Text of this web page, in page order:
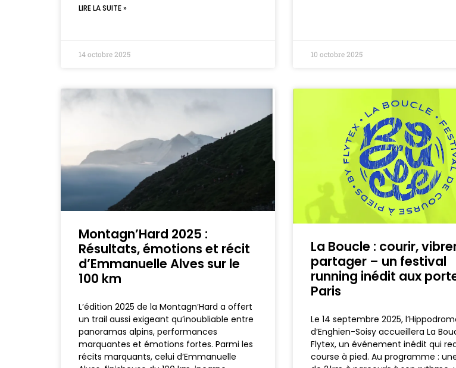
LIRE LA SUITE »
14 octobre 2025 10 octobre 2025
Montagn’Hard 2025 :
Résultats, émotions et récit
d’Emmanuelle Alves sur le
100 km
L’édition 2025 de la Montagn’Hard a offert
un trail aussi exigeant qu’inoubliable entre
panoramas alpins, performances
marquantes et émotions fortes. Parmi les
récits marquants, celui d’Emmanuelle
La Boucle : courir,
partager – un festival
running inédit aux
Paris
Le 14 septembre 2025,
d’Enghien-Soisy accueillera La
Flytex, un événement inédit qui
course à pied. Au programme :